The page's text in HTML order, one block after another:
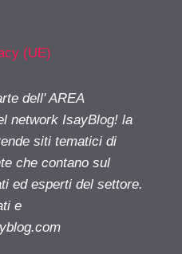
(UE)
dell' AREA
network IsayBlog! la
siti tematici di
che contano sul
ed esperti del settore.
e